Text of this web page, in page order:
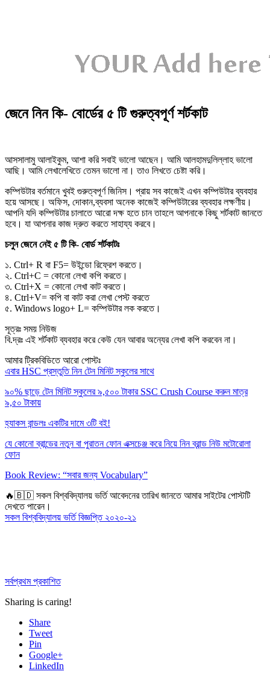
জেনে নিন কি- বোর্ডের ৫ টি গুরুত্বপূর্ণ শর্টকাট
আসসালামু আলাইকুম, আশা করি সবাই ভালো আছেন। আমি আলহামদুলিল্লাহ ভালো
আছি। আমি লেখালেখিতে তেমন ভালো না। তাও লিখতে চেষ্টা করি।
কম্পিউটার বর্তমানে খুবই গুরুত্বপূর্ণ জিনিস। প্রায় সব কাজেই এখন কম্পিউটার ব্যবহার
হয়ে আসছে। অফিস, দোকান,ব্যবসা অনেক কাজেই কম্পিউটারের ব্যবহার লক্ষণীয়।
আপনি যদি কম্পিউটার চালাতে আরো দক্ষ হতে চান তাহলে আপনাকে কিছু শর্টকাট জানতে
হবে। যা আপনার কাজ দ্রুত করতে সাহায্য করবে।
চলুন জেনে নেই ৫ টি কি- বোর্ড শর্টকাটঃ
১. Ctrl+ R বা F5= উইন্ডো রিফ্রেশ করতে।
২. Ctrl+C = কোনো লেখা কপি করতে।
৩. Ctrl+X = কোনো লেখা কাট করতে।
৪. Ctrl+V= কপি বা কাট করা লেখা পেস্ট করতে
৫. Windows logo+ L= কম্পিউটার লক করতে।
সূত্রঃ সময় নিউজ
বি.দ্রঃ এই শর্টকাট ব্যবহার করে কেউ যেন আবার অন্যের লেখা কপি করবেন না।
আমার ট্রিকবিডিতে আরো পোস্টঃ
এবার HSC প্রস্তুতি নিন টেন মিনিট স্কুলের সাথে
৯০% ছাড়ে টেন মিনিট স্কুলের ৯,৫০০ টাকার SSC Crush Course করুন মাত্র
৯,৫০ টাকায়
হ্যাকস বান্ডলঃ একটির দামে ৩টি বই!
যে কোনো ব্রান্ডের নতুন বা পুরাতন ফোন এক্সচেঞ্জ করে নিয়ে নিন ব্রান্ড নিউ মটোরোলা
ফোন
Book Review: “সবার জন্য Vocabulary”
🔥🇧🇩 সকল বিশ্ববিদ্যালয় ভর্তি আবেদনের তারিখ জানতে আমার সাইটের পোস্টটি
দেখতে পারেন।
সকল বিশ্ববিদ্যালয় ভর্তি বিজ্ঞপ্তি ২০২০-২১
সর্বপ্রথম প্রকাশিত
Sharing is caring!
Share
Tweet
Pin
Google+
LinkedIn